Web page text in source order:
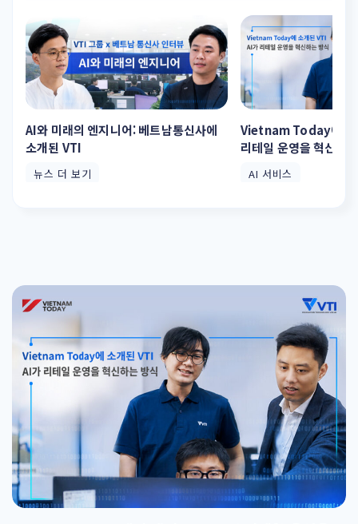
AI와 미래의 엔지니어: 베트남통신사에
소개된 VTI
뉴스 더 보기
Vietnam Today에 소
리테일 운영을 혁신하
AI 서비스